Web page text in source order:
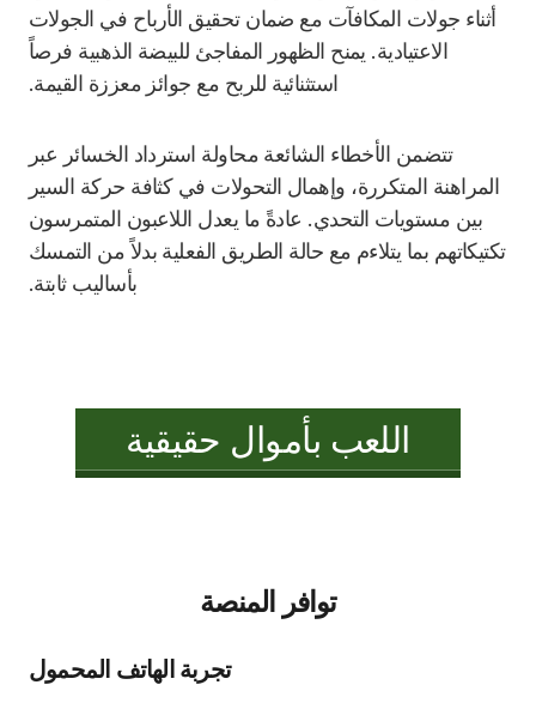
أثناء جولات المكافآت مع ضمان تحقيق الأرباح في الجولات
الاعتيادية. يمنح الظهور المفاجئ للبيضة الذهبية فرصاً
استثنائية للربح مع جوائز معززة القيمة.
تتضمن الأخطاء الشائعة محاولة استرداد الخسائر عبر
المراهنة المتكررة، وإهمال التحولات في كثافة حركة السير
بين مستويات التحدي. عادةً ما يعدل اللاعبون المتمرسون
تكتيكاتهم بما يتلاءم مع حالة الطريق الفعلية بدلاً من التمسك
بأساليب ثابتة.
اللعب بأموال حقيقية
توافر المنصة
تجربة الهاتف المحمول